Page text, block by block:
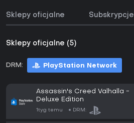
Sklepy oficjalne Subskrypcje
Sklepy oficjalne (5)
DRM: PlayStation Network
Assassin's Creed Valhalla -
Deluxe Edition
1tyg temu DRM: